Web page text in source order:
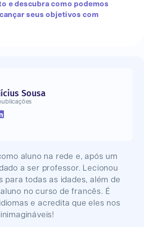
e descubra como podemos
seus objetivos com
Sousa
aluno na rede e, após um
a ser professor. Lecionou
para todas as idades, além de
no curso de francês. É
e acredita que eles nos